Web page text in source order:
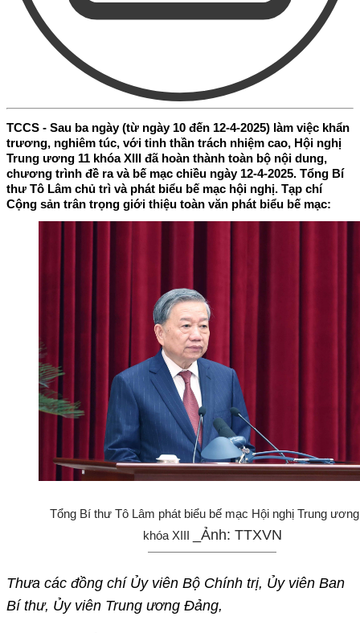
TCCS - Sau ba ngày (từ ngày 10 đến 12-4-2025) làm việc khẩn
trương, nghiêm túc, với tinh thần trách nhiệm cao, Hội nghị
Trung ương 11 khóa XIII đã hoàn thành toàn bộ nội dung,
chương trình đề ra và bế mạc chiều ngày 12-4-2025. Tổng Bí
thư Tô Lâm chủ trì và phát biểu bế mạc hội nghị. Tạp chí
Cộng sản trân trọng giới thiệu toàn văn phát biểu bế mạc:
Tổng Bí thư Tô Lâm phát biểu bế mạc Hội nghị Trung
khóa XIII
_Ảnh: TTXVN
Thưa các đồng chí Ủy viên Bộ Chính trị, Ủy viên Ban
Bí thư, Ủy viên Trung ương Đảng,